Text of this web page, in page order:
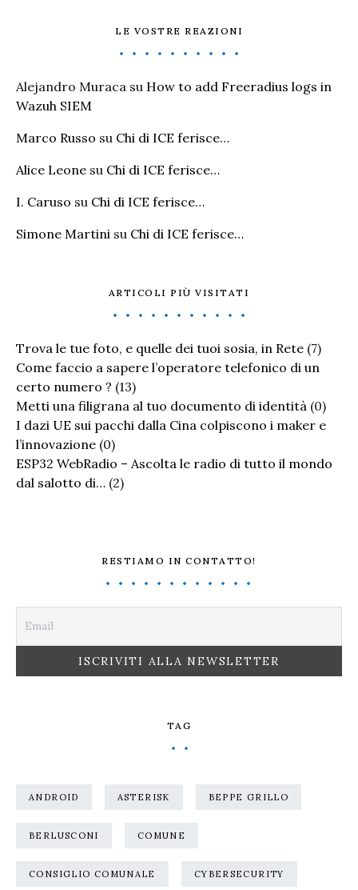
LE VOSTRE REAZIONI
Alejandro Muraca su How to add Freeradius logs in
Wazuh SIEM
Marco Russo su Chi di ICE ferisce…
Alice Leone su Chi di ICE ferisce…
I. Caruso su Chi di ICE ferisce…
Simone Martini su Chi di ICE ferisce…
ARTICOLI PIÙ VISITATI
Trova le tue foto, e quelle dei tuoi sosia, in Rete (7)
Come faccio a sapere l’operatore telefonico di un
certo numero ? (13)
Metti una filigrana al tuo documento di identità (0)
I dazi UE sui pacchi dalla Cina colpiscono i maker e
l’innovazione (0)
ESP32 WebRadio – Ascolta le radio di tutto il mondo
dal salotto di… (2)
RESTIAMO IN CONTATTO!
TAG
ANDROID ASTERISK BEPPE GRILLO
BERLUSCONI COMUNE
CONSIGLIO COMUNALE CYBERSECURITY